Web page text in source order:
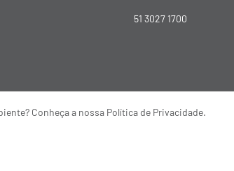
51 3027 1700
Conheça a nossa Política de Privacidade.